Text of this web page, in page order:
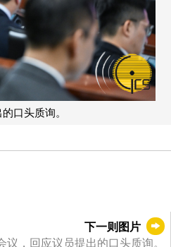
口头质询。
下一则图片
，回应议员提出的口头质询。